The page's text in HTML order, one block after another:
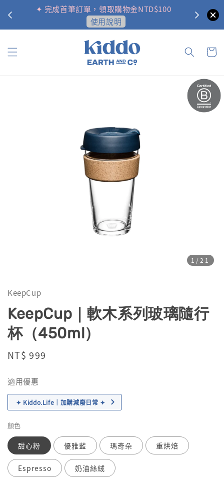
✦ 完成首筆訂單，領取購物金NTD$100
使用說明
✦ 追蹤
1 /21
KeepCup
KeepCup｜軟木系列玻璃隨行
杯（450ml）
Regular
NT$ 999
適用優惠
✦ Kiddo.Life｜加購減廢日常 ✦
顏色
甜心粉 優雅藍 瑪奇朵 重烘焙
Espresso 奶油絲絨